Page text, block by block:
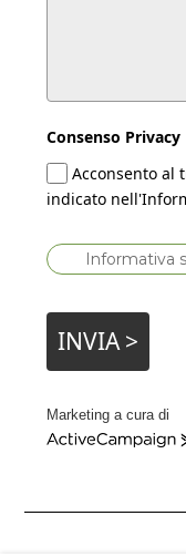
Consenso Privacy
Acconsento al
indicato
Informativa
INVIA >
Marketing a cura di
ActiveCampaign